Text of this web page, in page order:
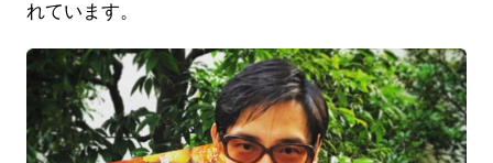
れています。